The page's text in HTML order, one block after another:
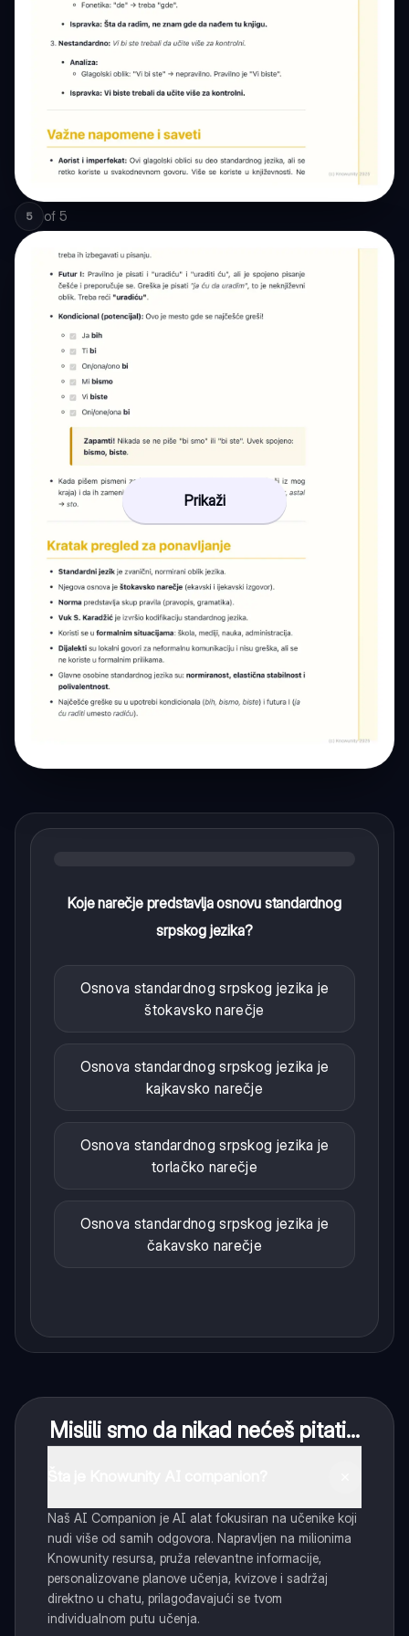
5 of 5
Prikaži
Koje narečje predstavlja osnovu standardnog
srpskog jezika?
Osnova standardnog srpskog jezika je
štokavsko narečje
Osnova standardnog srpskog jezika je
kajkavsko narečje
Osnova standardnog srpskog jezika je
torlačko narečje
Osnova standardnog srpskog jezika je
čakavsko narečje
Mislili smo da nikad nećeš pitati...
Naš AI Companion je AI alat fokusiran na učenike koji
nudi više od samih odgovora. Napravljen na milionima
Knowunity resursa, pruža relevantne informacije,
personalizovane planove učenja, kvizove i sadržaj
direktno u chatu, prilagođavajući se tvom
individualnom putu učenja.